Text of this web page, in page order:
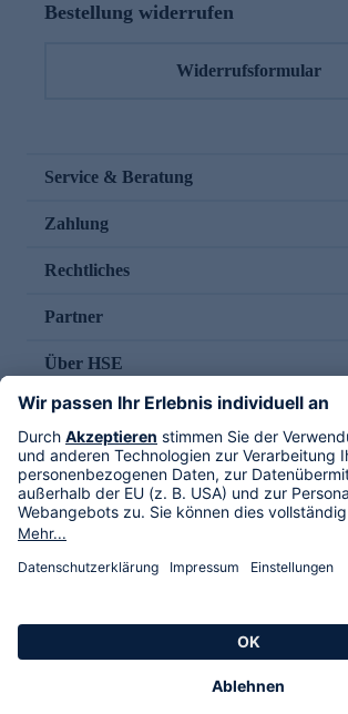
Bestellung widerrufen
Widerrufsformular
Service & Beratung
Zahlung
Rechtliches
Partner
Über HSE
Im TV
HSE International